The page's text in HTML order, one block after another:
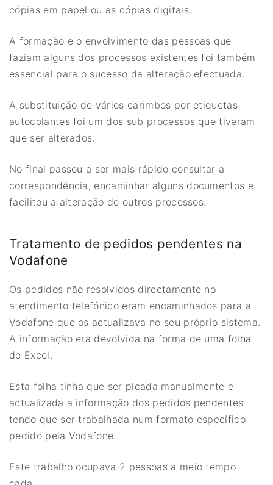
cópias em papel ou as cópias digitais.
A formação e o envolvimento das pessoas que
faziam alguns dos processos existentes foi também
essencial para o sucesso da alteração efectuada.
A substituição de vários carimbos por etiquetas
autocolantes foi um dos sub processos que tiveram
que ser alterados.
No final passou a ser mais rápido consultar a
correspondência, encaminhar alguns documentos e
facilitou a alteração de outros processos.
Tratamento de pedidos pendentes na
Vodafone
Os pedidos não resolvidos directamente no
atendimento telefónico eram encaminhados para a
Vodafone que os actualizava no seu próprio sistema.
A informação era devolvida na forma de uma folha
de Excel.
Esta folha tinha que ser picada manualmente e
actualizada a informação dos pedidos pendentes
tendo que ser trabalhada num formato específico
pedido pela Vodafone.
Este trabalho ocupava 2 pessoas a meio tempo